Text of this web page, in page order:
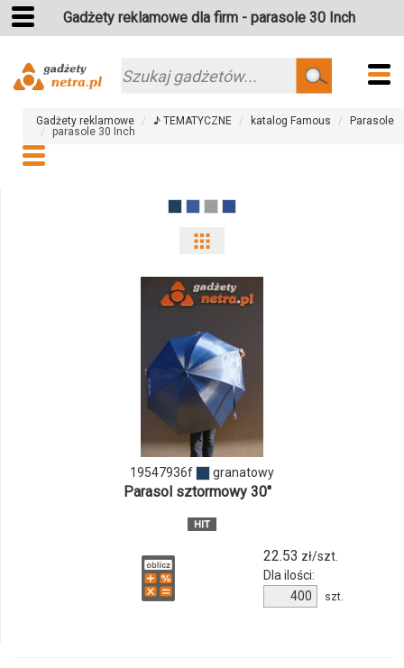
Gadżety reklamowe dla firm - parasole 30 Inch
Szukaj
Gadżety reklamowe ♪ TEMATYCZNE katalog Famous
Parasole
parasole 30 Inch
odmiany
ilości
produktu
19547936f
19547936f granatowy
Parasol sztormowy 30"
22.53 zł/szt.
Dla ilości:
produktu
szt.